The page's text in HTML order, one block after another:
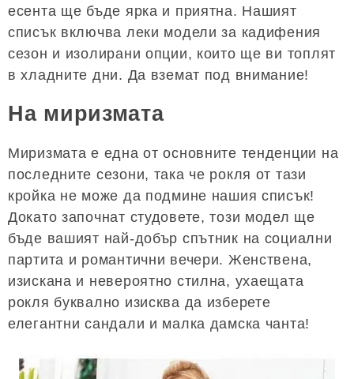
есента ще бъде ярка и приятна. Нашият
списък включва леки модели за кадифения
сезон и изолирани опции, които ще ви топлят
в хладните дни. Да вземат под внимание!
На миризмата
Миризмата е една от основните тенденции на
последните сезони, така че рокля от тази
кройка не може да подмине нашия списък!
Докато започнат студовете, този модел ще
бъде вашият най-добър спътник на социални
партита и романтични вечери. Женствена,
изискана и невероятно стилна, ухаещата
рокля буквално изисква да изберете
елегантни сандали и малка дамска чанта!